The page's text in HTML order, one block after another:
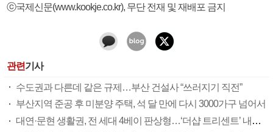
ⓒ국제신문(www.kookje.co.kr), 무단 전재 및 재배포 금지
관련기사
수도권과 다른데 같은 규제…부산 건설사 “쓰러지기 직전”
부산지역 준공 후 미분양 주택, 석 달 만에 다시 3000가구 넘어서
대연·문현 생활권, 전 세대 4베이 판상형…‘더샵 트리센트’ 내달 분양